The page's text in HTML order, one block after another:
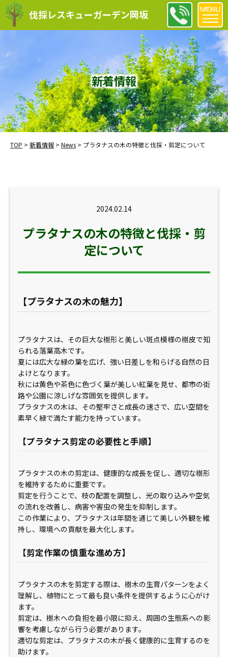
伐採レスキューガーデン岡坂
新着情報
TOP > 新着情報 > News > プラタナスの木の特徴と伐採・剪定について
2024.02.14
プラタナスの木の特徴と伐採・剪
定について
【プラタナスの木の魅力】
プラタナスは、その巨大な樹形と美しい斑点模様の樹皮で知
られる落葉高木です。
夏には広大な緑の葉を広げ、強い日差しを和らげる自然の日
よけとなります。
秋には黄色や茶色に色づく葉が美しい紅葉を見せ、都市の街
路や公園に涼しげな雰囲気を提供します。
プラタナスの木は、その堅牢さと成長の速さで、広い空間を
素早く緑で満たす能力を持っています。
【プラタナス剪定の必要性と手順】
プラタナスの木の剪定は、健康的な成長を促し、適切な樹形
を維持するために重要です。
剪定を行うことで、枝の配置を調整し、光の取り込みや空気
の流れを改善し、病害や害虫の発生を抑制します。
この作業により、プラタナスは年間を通じて美しい外観を維
持し、環境への貢献を最大化します。
【剪定作業の慎重な進め方】
プラタナスの木を剪定する際は、樹木の生育パターンをよく
理解し、植物にとって最も良い条件を提供するように心がけ
ます。
剪定は、樹木への負担を最小限に抑え、周囲の生態系への影
響を考慮しながら行う必要があります。
適切な剪定は、プラタナスの木が長く健康的に生育するのを
助けます。